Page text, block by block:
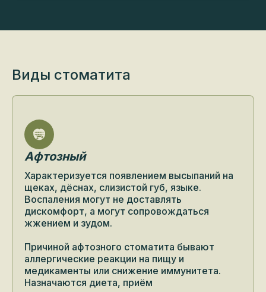
Виды стоматита
Афтозный
Характеризуется появлением высыпаний на
щеках, дёснах, слизистой губ, языке.
Воспаления могут не доставлять
дискомфорт, а могут сопровождаться
жжением и зудом.
Причиной афтозного стоматита бывают
аллергические реакции на пищу и
медикаменты или снижение иммунитета.
Назначаются диета, приём